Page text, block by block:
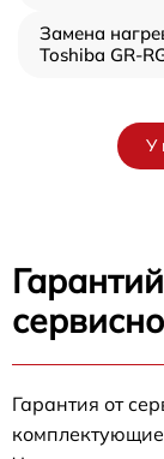
Замена
Toshiba GR-
У
Гарантия от